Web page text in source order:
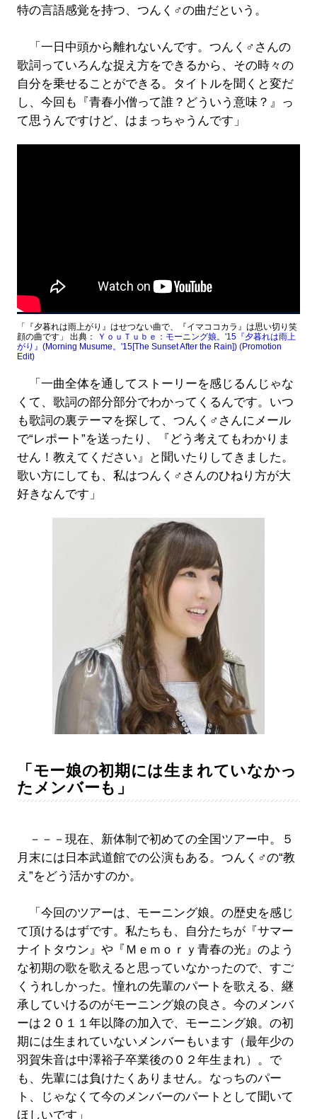
特の言語感覚を持つ、つんく♂の曲だという。
「一日中頭から離れないんです。つんく♂さんの
歌詞っていろんな捉え方をできるから、その時々の
自分を乗せることができる。タイトルを聞くと変だ
し、今回も『青春小僧って誰？どういう意味？』っ
て思うんですけど、はまっちゃうんです」
「『夕暮れは雨上がり』はせつない曲で、『イマココカラ』は思い切り笑
顔の曲です」 出典：
ＹｏｕＴｕｂｅ：モーニング娘。'15『夕暮れは雨上
がり』(Morning Musume。'15[The Sunset After the Rain]) (Promotion
Edit)
「一曲全体を通してストーリーを感じるんじゃな
くて、歌詞の部分部分でわかってくるんです。いつ
も歌詞の裏テーマを探して、つんく♂さんにメール
で“レポート”を送ったり、『どう考えてもわかりま
せん！教えてください』と聞いたりしてきました。
歌い方にしても、私はつんく♂さんのひねり方が大
好きなんです」
「モー娘の初期には生まれていなかっ
たメンバーも」
－－－現在、新体制で初めての全国ツアー中。５
月末には日本武道館での公演もある。つんく♂の“教
え”をどう活かすのか。
「今回のツアーは、モーニング娘。の歴史を感じ
て頂けるはずです。私たちも、自分たちが『サマー
ナイトタウン』や『Ｍｅｍｏｒｙ青春の光』のよう
な初期の歌を歌えると思っていなかったので、すご
くうれしかった。憧れの先輩のパートを歌える、継
承していけるのがモーニング娘の良さ。今のメンバ
ーは２０１１年以降の加入で、モーニング娘。の初
期には生まれていないメンバーもいます（最年少の
羽賀朱音は中澤裕子卒業後の０２年生まれ）。で
も、先輩には負けたくありません。なっちのパー
ト、じゃなくて今のメンバーのパートとして聞いて
ほしいです」